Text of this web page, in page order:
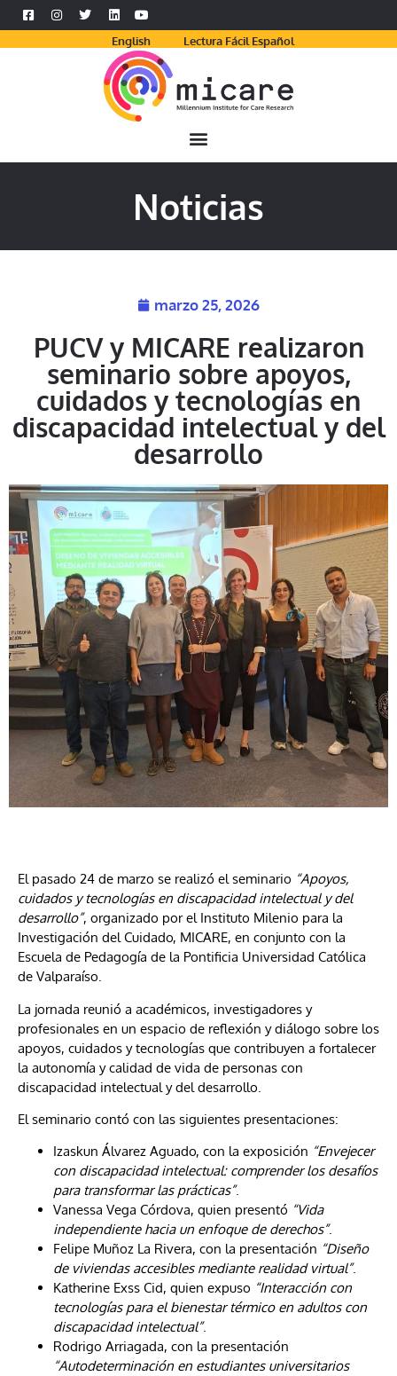
English Lectura Fácil Español
Noticias
marzo 25, 2026
PUCV y MICARE realizaron
seminario sobre apoyos,
cuidados y tecnologías en
discapacidad intelectual y del
desarrollo
El pasado 24 de marzo se realizó el seminario “Apoyos,
cuidados y tecnologías en discapacidad intelectual y del
desarrollo”, organizado por el Instituto Milenio para la
Investigación del Cuidado, MICARE, en conjunto con la
Escuela de Pedagogía de la Pontificia Universidad Católica
de Valparaíso.
La jornada reunió a académicos, investigadores y
profesionales en un espacio de reflexión y diálogo sobre los
apoyos, cuidados y tecnologías que contribuyen a fortalecer
la autonomía y calidad de vida de personas con
discapacidad intelectual y del desarrollo.
El seminario contó con las siguientes presentaciones:
Izaskun Álvarez Aguado, con la exposición “Envejecer
con discapacidad intelectual: comprender los desafíos
para transformar las prácticas”.
Vanessa Vega Córdova, quien presentó “Vida
independiente hacia un enfoque de derechos”.
Felipe Muñoz La Rivera, con la presentación “Diseño
de viviendas accesibles mediante realidad virtual”.
Katherine Exss Cid, quien expuso “Interacción con
tecnologías para el bienestar térmico en adultos con
discapacidad intelectual”.
Rodrigo Arriagada, con la presentación
“Autodeterminación en estudiantes universitarios